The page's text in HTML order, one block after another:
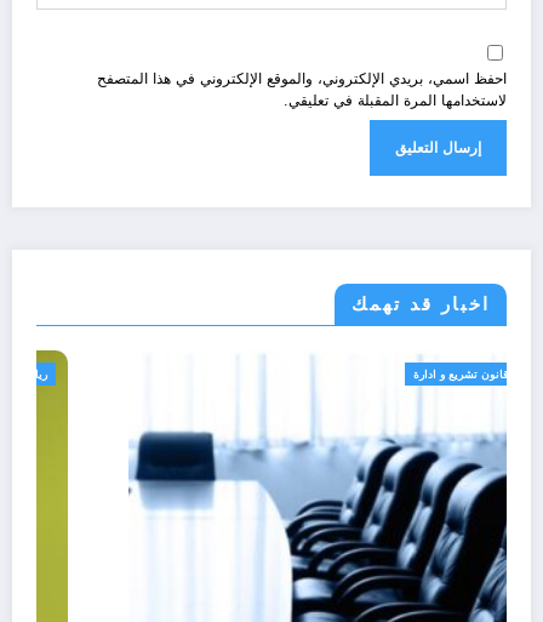
احفظ اسمي، بريدي الإلكتروني، والموقع الإلكتروني في هذا المتصفح
لاستخدامها المرة المقبلة في تعليقي.
اخبار قد تهمك